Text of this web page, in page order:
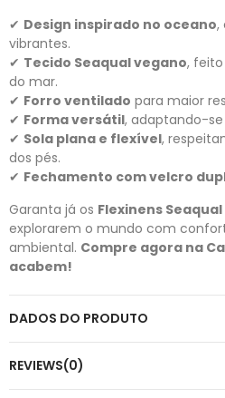
✔ Design inspirado no oceano,
vibrantes.
✔ Tecido Seaqual vegano,
do mar.
✔ Forro ventilado para maior
✔ Forma versátil, adaptando-se
✔ Sola plana e flexível,
dos pés.
✔ Fechamento com velcro
Garanta já os Flexinens
explorarem o mundo com
ambiental. Compre agora na
acabem!
DADOS DO PRODUTO
REVIEWS(0)